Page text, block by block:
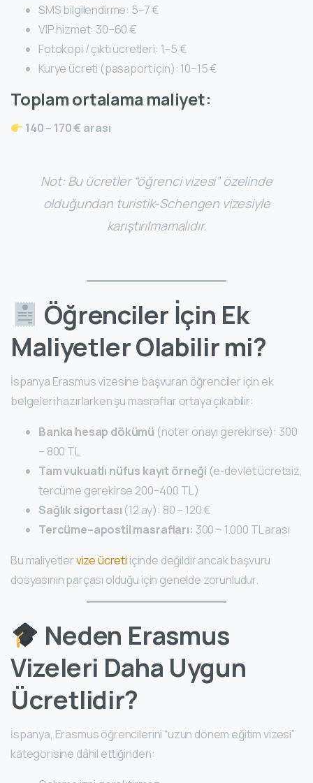
SMS bilgilendirme: 5–7 €
VIP hizmet: 30–60 €
Fotokopi / çıktı ücretleri: 1–5 €
Kurye ücreti (pasaport için): 10–15 €
Toplam ortalama maliyet:
140 – 170 € arası
Not:Bu ücretler “öğrenci vizesi” özelinde
olduğundan turistik-Schengen vizesiyle
karıştırılmamalıdır.
Öğrenciler İçin Ek
Maliyetler Olabilir mi?
İspanya Erasmus vizesine başvuran öğrenciler için ek
belgeleri hazırlarken şu masraflar ortaya çıkabilir:
Banka hesap dökümü (noter onayı gerekirse): 300
– 800 TL
Tam vukuatlı nüfus kayıt örneği (e-devlet ücretsiz,
tercüme gerekirse 200–400 TL)
Sağlık sigortası (12 ay): 80 – 120 €
Tercüme–apostil masrafları: 300 – 1.000 TL arası
Bu maliyetlervize ücreti içinde değildir ancak başvuru
dosyasının parçası olduğu için genelde zorunludur.
Neden Erasmus
Vizeleri Daha Uygun
Ücretlidir?
İspanya, Erasmus öğrencilerini “uzun dönem eğitim vizesi”
kategorisine dâhil ettiğinden: